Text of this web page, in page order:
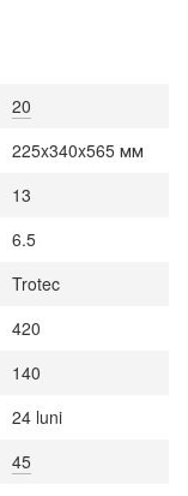
20
225x340x565 мм
13
6.5
Trotec
420
140
24 luni
45